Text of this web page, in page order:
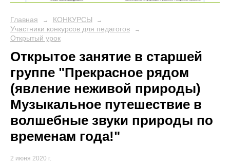
Главная → КОНКУРСЫ →
Участники конкурсов для педагогов →
Открытый урок
Открытое занятие в старшей
группе "Прекрасное рядом
(явление неживой природы)
Музыкальное путешествие в
волшебные звуки природы по
временам года!"
2 июня 2020 г.